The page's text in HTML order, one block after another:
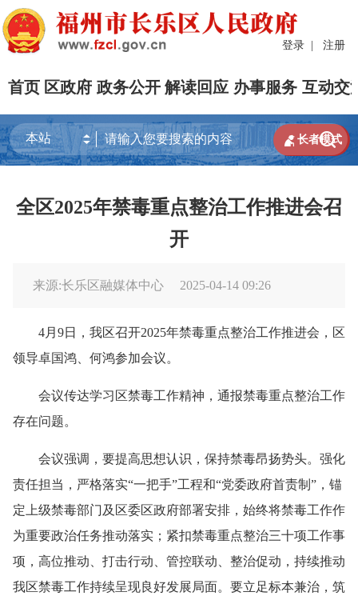
登录 | 注册
首页 区政府 政务公开 解读回应 办事服务 互动交

 长者模式
全区2025年禁毒重点整治工作推进会召
开
来源:长乐区融媒体中心 2025-04-14 09:26
4月9日，我区召开2025年禁毒重点整治工作推进会，区
领导卓国鸿、何鸿参加会议。
会议传达学习区禁毒工作精神，通报禁毒重点整治工作
存在问题。
会议强调，要提高思想认识，保持禁毒昂扬势头。强化
责任担当，严格落实“一把手”工程和“党委政府首责制”，锚
定上级禁毒部门及区委区政府部署安排，始终将禁毒工作作
为重要政治任务推动落实；紧扣禁毒重点整治三十项工作事
项，高位推动、打击行动、管控联动、整治促动，持续推动
我区禁毒工作持续呈现良好发展局面。要立足标本兼治，筑